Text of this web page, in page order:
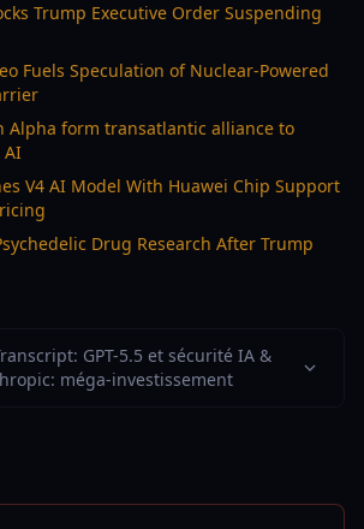
Trump Executive Order Suspending
Fuels Speculation of Nuclear-Powered
Alpha form transatlantic alliance to
AI
V4 AI Model With Huawei Chip Support
Drug Research After Trump
GPT-5.5 et sécurité IA &
méga-investissement